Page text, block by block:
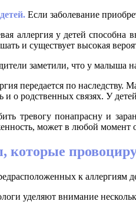
Если заболевание
аллергия у детей способна
и существует высокая
заметили, что у малыша
передается по
и о родственных связях. У
тревогу понапрасну и
может в любой момент
которые
к аллергиям
уделяют внимание